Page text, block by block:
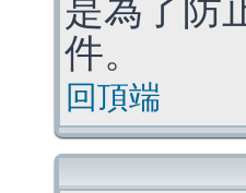
是為了防
件。
回頂端